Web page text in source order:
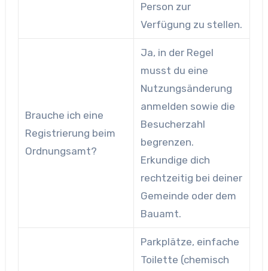
Person zur
Verfügung zu stellen.
Brauche ich eine
Registrierung beim
Ordnungsamt?
Ja, in der Regel
musst du eine
Nutzungsänderung
anmelden sowie die
Besucherzahl
begrenzen.
Erkundige dich
rechtzeitig bei deiner
Gemeinde oder dem
Bauamt.
Parkplätze, einfache
Toilette (chemisch